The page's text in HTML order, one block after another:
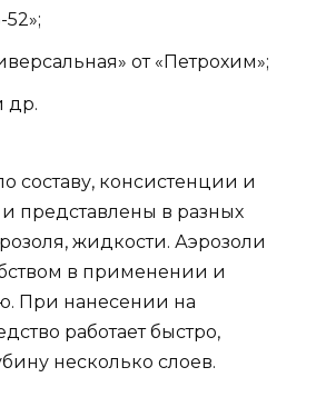
от «Петрохим»;
др.
составу, консистенции и
представлены в разных
жидкости. Аэрозоли
в применении и
При нанесении на
работает быстро,
несколько слоев.